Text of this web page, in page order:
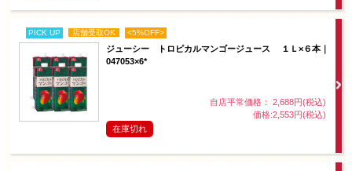
PICK UP 店舗受取OK <5%OFF>
ジューシー トロピカルマンゴージュース １Ｌ×６本｜
047053×6*
自店平常価格： 2,688円(税込)
価格:2,553円(税込)
在庫切れ